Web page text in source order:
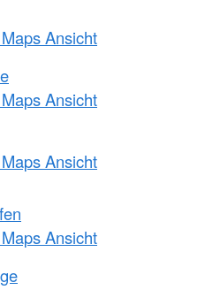
Ansicht
Ansicht
Ansicht
Ansicht